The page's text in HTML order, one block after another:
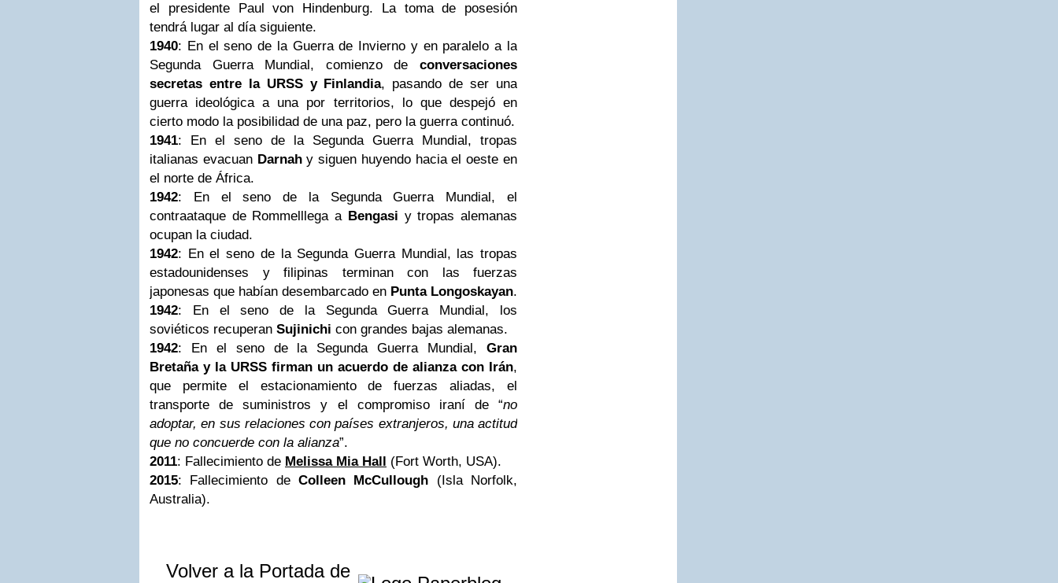
el presidente Paul von Hindenburg. La toma de posesión
tendrá lugar al día siguiente.
1940: En el seno de la Guerra de Invierno y en paralelo a la
Segunda Guerra Mundial, comienzo de conversaciones
secretas entre la URSS y Finlandia, pasando de ser una
guerra ideológica a una por territorios, lo que despejó en
cierto modo la posibilidad de una paz, pero la guerra continuó.
1941: En el seno de la Segunda Guerra Mundial, tropas
italianas evacuan Darnahy siguen huyendo hacia el oeste en
el norte de África.
1942: En el seno de la Segunda Guerra Mundial, el
contraataque de Rommelllega a Bengasi y tropas alemanas
ocupan la ciudad.
1942: En el seno de la Segunda Guerra Mundial, las tropas
estadounidenses y filipinas terminan con las fuerzas
japonesas que habían desembarcado en Punta Longoskayan.
1942: En el seno de la Segunda Guerra Mundial, los
soviéticos recuperan Sujinichi con grandes bajas alemanas.
1942: En el seno de la Segunda Guerra Mundial, Gran
Bretaña y la URSS firman un acuerdo de alianza con Irán,
que permite el estacionamiento de fuerzas aliadas, el
transporte de suministros y el compromiso iraní de “no
adoptar, en sus relaciones con países extranjeros, una actitud
que no concuerde con la alianza”.
2011: Fallecimiento de Melissa Mia Hall (Fort Worth, USA).
2015: Fallecimiento de Colleen McCullough (Isla Norfolk,
Australia).
Volver a la Portada de